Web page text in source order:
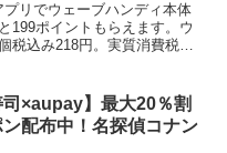
プリでウェーブハンディ本体
199ポイントもらえます。ウ
税込み218円。実質消費税分
ントリーが必要です。購入後
...
司×aupay】最大20％割
配布中！名探偵コナン